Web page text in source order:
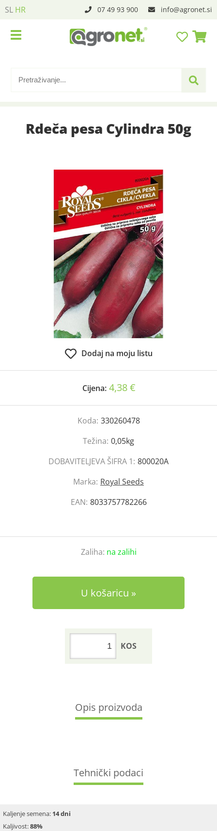
SL HR 07 49 93 900 info agronet.si
Rdeča pesa Cylindra 50g
Dodaj na moju listu
Cijena: 4,38 €
Koda: 330260478
Težina: 0,05kg
DOBAVITELJEVA ŠIFRA 1: 800020A
Marka: Royal Seeds
EAN: 8033757782266
Zaliha: na zalihi
U košaricu
KOS
Opis proizvoda
Tehnički podaci
Kaljenje semena: 14 dni
Kaljivost:88%